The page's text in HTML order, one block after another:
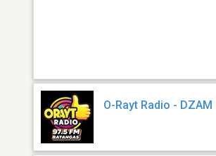
O-Rayt Radio - DZAM